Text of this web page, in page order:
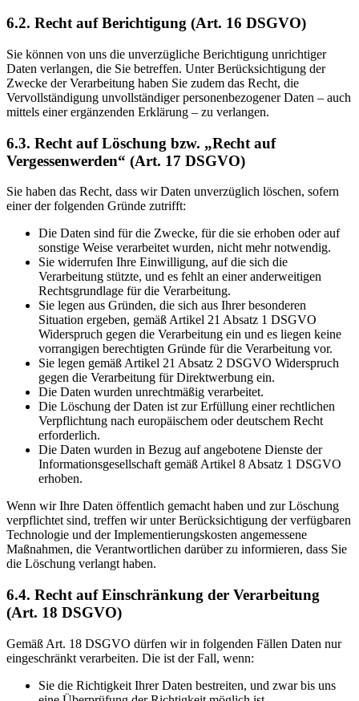
6.2. Recht auf Berichtigung (Art. 16 DSGVO)
Sie können von uns die unverzügliche Berichtigung unrichtiger
Daten verlangen, die Sie betreffen. Unter Berücksichtigung der
Zwecke der Verarbeitung haben Sie zudem das Recht, die
Vervollständigung unvollständiger personenbezogener Daten – auch
mittels einer ergänzenden Erklärung – zu verlangen.
6.3. Recht auf Löschung bzw. „Recht auf
Vergessenwerden“ (Art. 17 DSGVO)
Sie haben das Recht, dass wir Daten unverzüglich löschen, sofern
einer der folgenden Gründe zutrifft:
Die Daten sind für die Zwecke, für die sie erhoben oder auf
sonstige Weise verarbeitet wurden, nicht mehr notwendig.
Sie widerrufen Ihre Einwilligung, auf die sich die
Verarbeitung stützte, und es fehlt an einer anderweitigen
Rechtsgrundlage für die Verarbeitung.
Sie legen aus Gründen, die sich aus Ihrer besonderen
Situation ergeben, gemäß Artikel 21 Absatz 1 DSGVO
Widerspruch gegen die Verarbeitung ein und es liegen keine
vorrangigen berechtigten Gründe für die Verarbeitung vor.
Sie legen gemäß Artikel 21 Absatz 2 DSGVO Widerspruch
gegen die Verarbeitung für Direktwerbung ein.
Die Daten wurden unrechtmäßig verarbeitet.
Die Löschung der Daten ist zur Erfüllung einer rechtlichen
Verpflichtung nach europäischem oder deutschem Recht
erforderlich.
Die Daten wurden in Bezug auf angebotene Dienste der
Informationsgesellschaft gemäß Artikel 8 Absatz 1 DSGVO
erhoben.
Wenn wir Ihre Daten öffentlich gemacht haben und zur Löschung
verpflichtet sind, treffen wir unter Berücksichtigung der verfügbaren
Technologie und der Implementierungskosten angemessene
Maßnahmen, die Verantwortlichen darüber zu informieren, dass Sie
die Löschung verlangt haben.
6.4. Recht auf Einschränkung der Verarbeitung
(Art. 18 DSGVO)
Gemäß Art. 18 DSGVO dürfen wir in folgenden Fällen Daten nur
eingeschränkt verarbeiten. Die ist der Fall, wenn:
Sie die Richtigkeit Ihrer Daten bestreiten, und zwar bis uns